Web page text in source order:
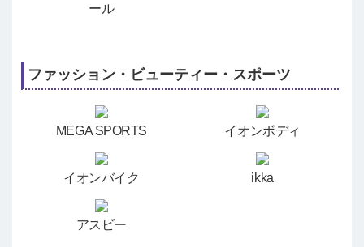
ール
ファッション・ビューティー・スポーツ
MEGA SPORTS イオンボディ
イオンバイク ikka
アスビー